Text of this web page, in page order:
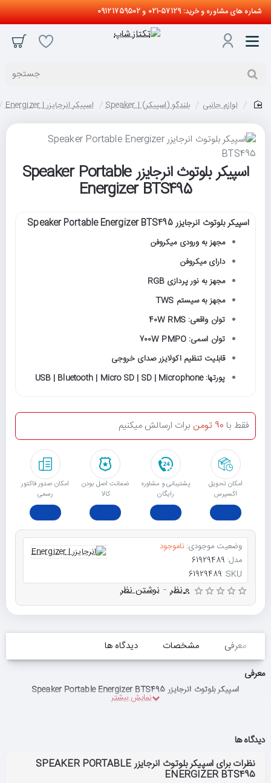
شماره های مشاوره و خرید: 57129-021 و 09121759502
جستجو
لوازم جانبی بلندگو (اسپیکر) | Speaker اسپیکر انرجایزر | Energizer
اسپیکر بلوتوث انرجایزر Speaker Portable
Energizer BTS495
اسپیکر بلوتوث انرجایزر Speaker Portable Energizer BTS495
مجهز به ورودی میکروفن
دارای میکروفن
مجهز به نور پردازی RGB
مجهز به سیستم TWS
توان واقعی: 40W RMS
توان اسمی: 700W PMPO
قابلیت تنظیم اکولایزر صدای خروجی
پورتها: USB | Bluetooth | Micro SD | SD | Microphone
امکان تحویل
اکسپرس
پشتیبانی و مشاوره
رایگان
ﺿﻤﺎﻧﺖ اﺻﻞ ﺑﻮدن
ﮐﺎﻟﺎ
امکان صدور فاکتور
رسمی
فقط با 90 تومن برات ارسالش میکنیم
وضعیت موجودی: ناموجود
مدل: 61929489
SKU:
61929489
0 نظر - نوشتن نظر
معرفی مشخصات
دیدگاه ها
معرفی
اسپیکر بلوتوث انرجایزر Speaker Portable Energizer BTS495
دیدگاه ها
نظرات برای اسپیکر بلوتوث انرجایزر SPEAKER PORTABLE
ENERGIZER BTS495